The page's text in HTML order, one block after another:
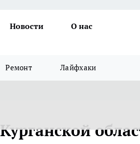
Новости
О нас
Ремонт Лайфхаки